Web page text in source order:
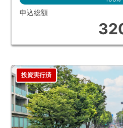
申込総額
投資実行済